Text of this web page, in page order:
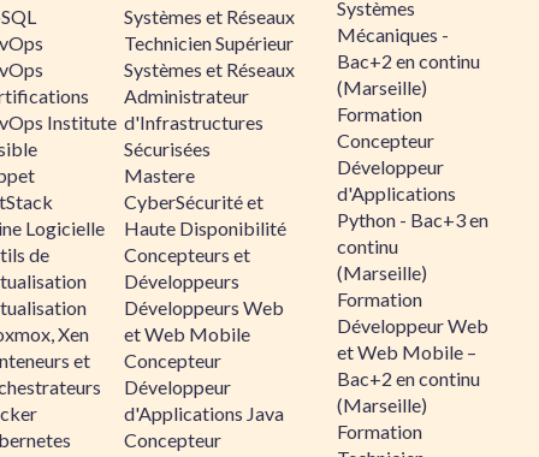
Institute
Logicielle
de
Xen
et
Systèmes et Réseaux
Technicien Supérieur
Systèmes et Réseaux
Administrateur
d'Infrastructures
Sécurisées
Mastere
CyberSécurité et
Haute Disponibilité
Concepteurs et
Développeurs
Développeurs Web
et Web Mobile
Concepteur
Développeur
d'Applications Java
Concepteur
Systèmes
Mécaniques -
Bac+2 en continu
(Marseille)
Formation
Concepteur
Développeur
d'Applications
Python - Bac+3 en
continu
(Marseille)
Formation
Développeur Web
et Web Mobile –
Bac+2 en continu
(Marseille)
Formation